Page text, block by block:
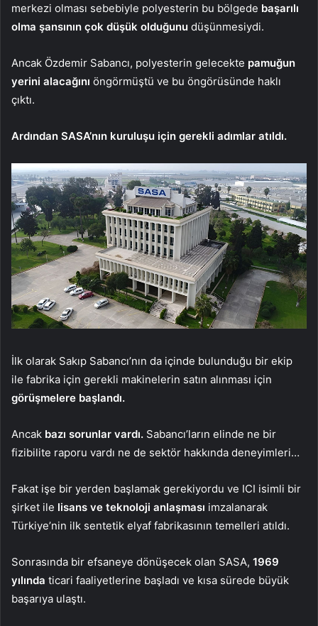
merkezi olması sebebiyle polyesterin bu bölgede başarılı
olma şansının çok düşük olduğunu düşünmesiydi.
Ancak Özdemir Sabancı, polyesterin gelecekte pamuğun
yerini alacağını öngörmüştü ve bu öngörüsünde haklı
çıktı.
Ardından SASA’nın kuruluşu için gerekli adımlar atıldı.
İlk olarak Sakıp Sabancı’nın da içinde bulunduğu bir ekip
ile fabrika için gerekli makinelerin satın alınması için
görüşmelere başlandı.
Ancak bazı sorunlar vardı. Sabancı’ların elinde ne bir
fizibilite raporu vardı ne de sektör hakkında deneyimleri…
Fakat işe bir yerden başlamak gerekiyordu ve ICI isimli bir
şirket ile lisans ve teknoloji anlaşması imzalanarak
Türkiye’nin ilk sentetik elyaf fabrikasının temelleri atıldı.
Sonrasında bir efsaneye dönüşecek olan SASA, 1969
yılında ticari faaliyetlerine başladı ve kısa sürede büyük
başarıya ulaştı.